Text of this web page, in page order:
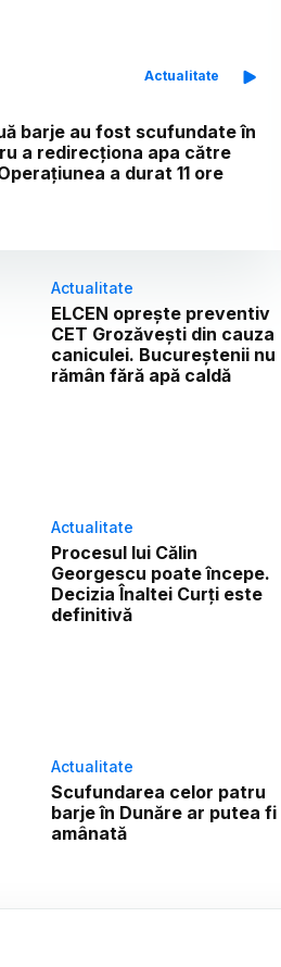
Actualitate
barje au fost scufundate în
a redirecționa apa către
a durat 11 ore
Actualitate
ELCEN oprește preventiv
CET Grozăvești din cauza
caniculei. Bucureștenii nu
rămân fără apă caldă
Actualitate
Procesul lui Călin
Georgescu poate începe.
Decizia Înaltei Curți este
definitivă
Actualitate
Scufundarea celor patru
barje în Dunăre ar putea fi
amânată